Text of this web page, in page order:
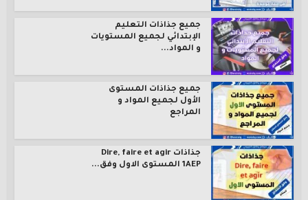
جميع جذاذات التعليم
الإبتدائي لجميع المستويات
و المواد...
جميع جذاذات المستوى
الأول لجميع المواد و
المراجع
جذاذات Dire, faire et agir
1AEP المستوى الاول وفق...